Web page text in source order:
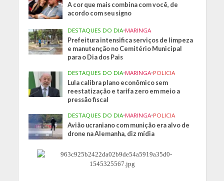
A cor que mais combina com você, de
acordo com seu signo
DESTAQUES DO DIA•MARINGA
Prefeitura intensifica serviços de limpeza
e manutenção no Cemitério Municipal
para o Dia dos Pais
DESTAQUES DO DIA•MARINGA•POLICIA
Lula calibra plano econômico sem
reestatização e tarifa zero em meio a
pressão fiscal
DESTAQUES DO DIA•MARINGA•POLICIA
Avião ucraniano com munição era alvo de
drone na Alemanha, diz mídia